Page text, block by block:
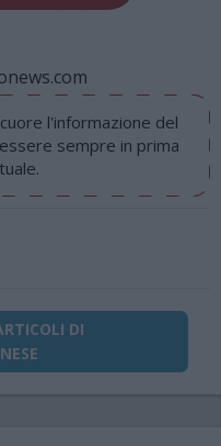
l'informazione del
sempre in prima
DI